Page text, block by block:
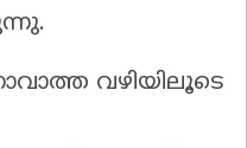
വഴിയിലൂടെ